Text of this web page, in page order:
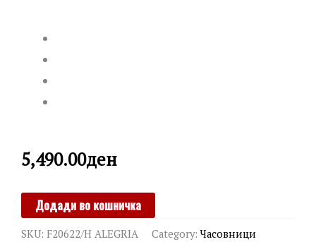
5,490.00ден
FESTINA
Додади во кошничка
SKU: F20622/H ALEGRIA Category:Часовници